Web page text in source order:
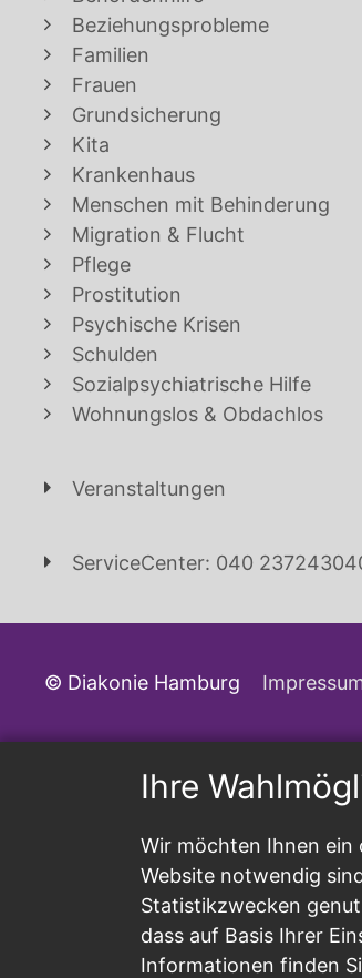
Ihre
Wir möchten Ihnen ein
Website notwendig
Statistikzwecken
dass auf Basis Ihrer
Informationen finden
Beziehungsprobleme
Familien
Frauen
Grundsicherung
Kita
Krankenhaus
Menschen mit Behinderung
Migration & Flucht
Pflege
Prostitution
Psychische Krisen
Schulden
Sozialpsychiatrische Hilfe
Wohnungslos & Obdachlos
Veranstaltungen
ServiceCenter: 040
© Diakonie Hamburg